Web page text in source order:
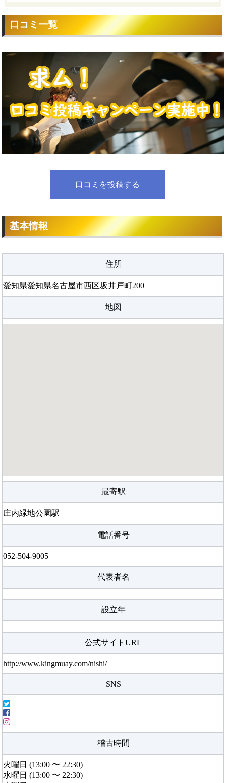
口コミ一覧
口コミを投稿する
基本情報
住所
愛知県愛知県名古屋市西区坂井戸町200
地図
最寄駅
庄内緑地公園駅
電話番号
052-504-9005
代表者名
設立年
公式サイトURL
http://www.kingmuay.com/nishi/
SNS
稽古時間
火曜日 (13:00 〜 22:30)
水曜日 (13:00 〜 22:30)